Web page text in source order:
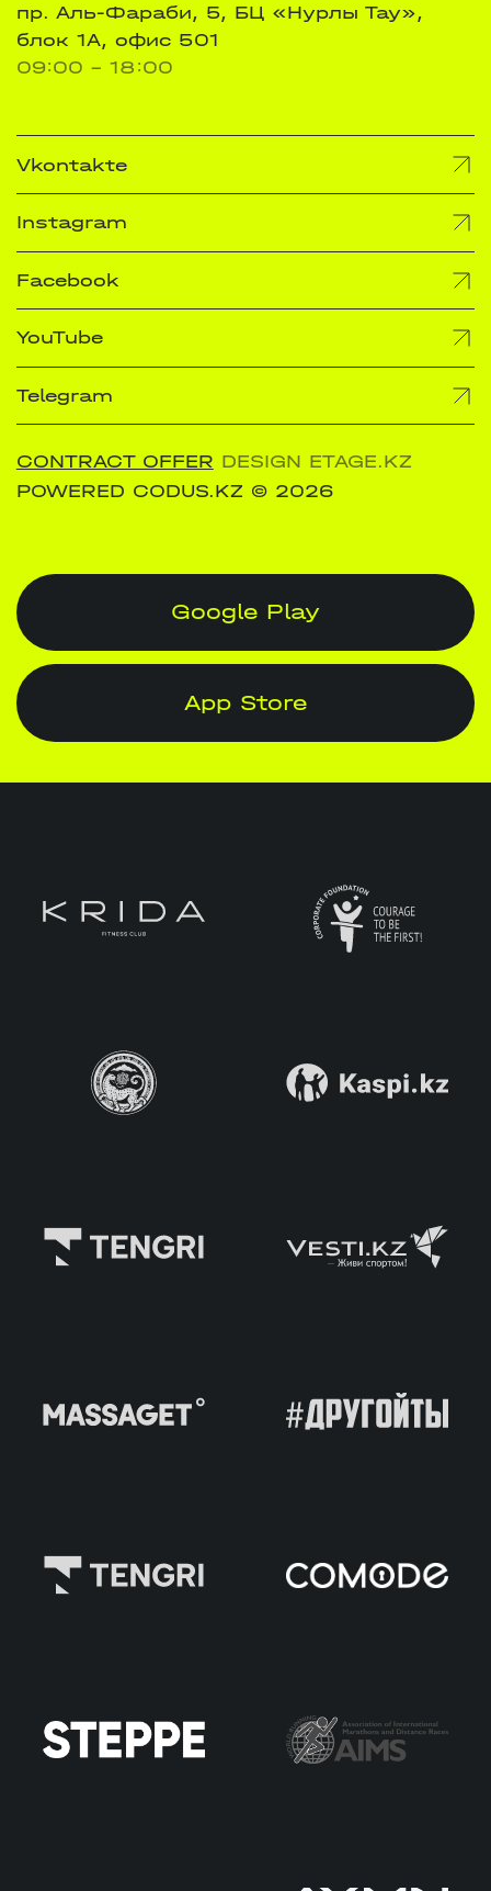
пр. Аль-Фараби, 5, БЦ «Нурлы Тау»,
блок 1А, офис 501
09:00 - 18:00
Vkontakte
Instagram
Facebook
YouTube
Telegram
CONTRACT OFFER DESIGN ETAGE.KZ
POWERED CODUS.KZ © 2026
Google Play
App Store